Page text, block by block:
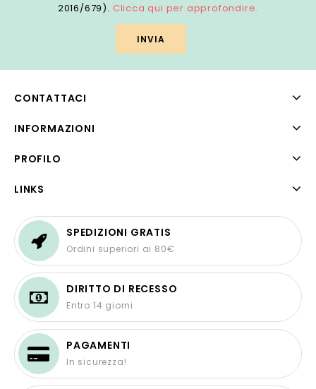
2016/679). Clicca qui per approfondire.
CONTATTACI
INFORMAZIONI
PROFILO
LINKS
SPEDIZIONI GRATIS
Ordini superiori ai 80€
DIRITTO DI RECESSO
Entro 14 giorni
PAGAMENTI
In sicurezza!